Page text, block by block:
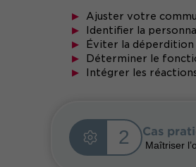
Ajuster votre
Identifier la
Éviter la déperdition
Déterminer le
Intégrer les
2 Cas
Maîtriser